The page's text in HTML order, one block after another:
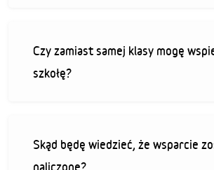
Czy zamiast samej klasy mogę
szkołę?
Skąd będę wiedzieć, że wsparcie
naliczone?